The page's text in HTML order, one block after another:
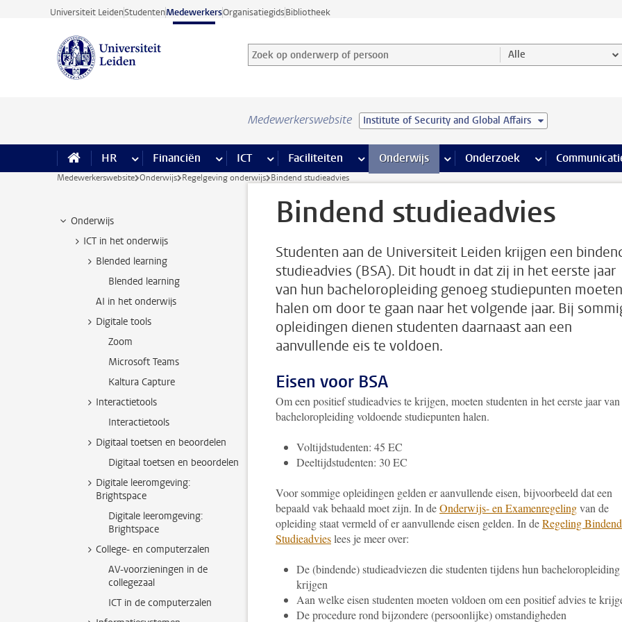
Ga direct naar de inhoud
Universiteit LeidenStudentenMedewerkersOrganisatiegidsBibliotheek
Zoek op onderwerp of persoon en selecteer categorie
Zoekterm Alle
Medewerkerswebsite Institute of Security and Global Affairs
HR meer HR pagina’s
Financiën meer Financiën pagina’s
ICT meer ICT pagina’s
Faciliteiten meer Faciliteiten pagina’s
Onderwijs meer Onderwijs pagina’s
Onderzoek meer Onderzoek
Medewerkerswebsite Onderwijs Regelgeving onderwijs Bindend studieadvies
Onderwijs
ICT in het onderwijs
Blended learning
Blended learning
AI in het onderwijs
Digitale tools
Zoom
Microsoft Teams
Kaltura Capture
Interactietools
Interactietools
Digitaal toetsen en beoordelen
Digitaal toetsen en beoordelen
Digitale leeromgeving:
Brightspace
Digitale leeromgeving:
Brightspace
College- en computerzalen
AV-voorzieningen in de
collegezaal
ICT in de computerzalen
Bindend studieadvies
Studenten aan de Universiteit Leiden krijgen een
studieadvies (BSA). Dit houdt in dat zij in het eerste jaar
van hun bacheloropleiding genoeg studiepunten moeten
halen om door te gaan naar het volgende jaar. Bij
opleidingen dienen studenten daarnaast aan een
aanvullende eis te voldoen.
Eisen voor BSA
Om een positief studieadvies te krijgen, moeten studenten in het eerste jaar
bacheloropleiding voldoende studiepunten halen.
Voltijdstudenten: 45 EC
Deeltijdstudenten: 30 EC
Voor sommige opleidingen gelden er aanvullende eisen, bijvoorbeeld dat een
bepaald vak behaald moet zijn. In deOnderwijs- en Examenregelingvan de
opleiding staat vermeld of er aanvullende eisen gelden. In deRegeling Bindend
Studieadvieslees je meer over:
De (bindende) studieadviezen die studenten tijdens hun bacheloropleiding
krijgen
Aan welke eisen studenten moeten voldoen om een positief advies te
De procedure rond bijzondere (persoonlijke) omstandigheden